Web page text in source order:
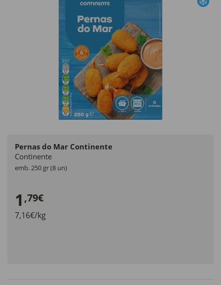
Pernas do Mar Continente
Continente
emb. 250 gr (8 un)
1 ,79€
7,16€/kg